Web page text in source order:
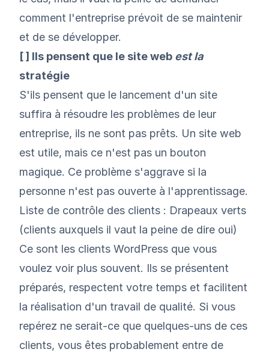
comment l'entreprise prévoit de se maintenir
et de se développer.
[ ] Ils pensent que le site web est la
stratégie
S'ils pensent que le lancement d'un site
suffira à résoudre les problèmes de leur
entreprise, ils ne sont pas prêts. Un site web
est utile, mais ce n'est pas un bouton
magique. Ce problème s'aggrave si la
personne n'est pas ouverte à l'apprentissage.
Liste de contrôle des clients : Drapeaux verts
(clients auxquels il vaut la peine de dire oui)
Ce sont les clients WordPress que vous
voulez voir plus souvent. Ils se présentent
préparés, respectent votre temps et facilitent
la réalisation d'un travail de qualité. Si vous
repérez ne serait-ce que quelques-uns de ces
clients, vous êtes probablement entre de